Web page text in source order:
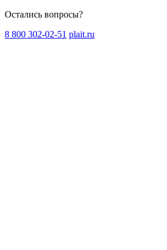
Остались вопросы?
8 800 302-02-51 plait.ru